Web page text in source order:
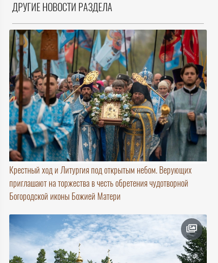
ДРУГИЕ НОВОСТИ РАЗДЕЛА
Крестный ход и Литургия под открытым небом. Верующих
приглашают на торжества в честь обретения чудотворной
Богородской иконы Божией Матери